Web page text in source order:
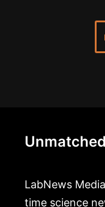
LabNews
time science